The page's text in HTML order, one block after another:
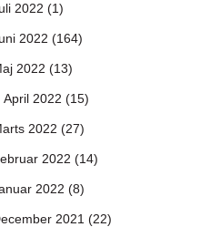
2022 (1)
2022 (164)
2022 (13)
April 2022 (15)
2022 (27)
2022 (14)
2022 (8)
2021 (22)